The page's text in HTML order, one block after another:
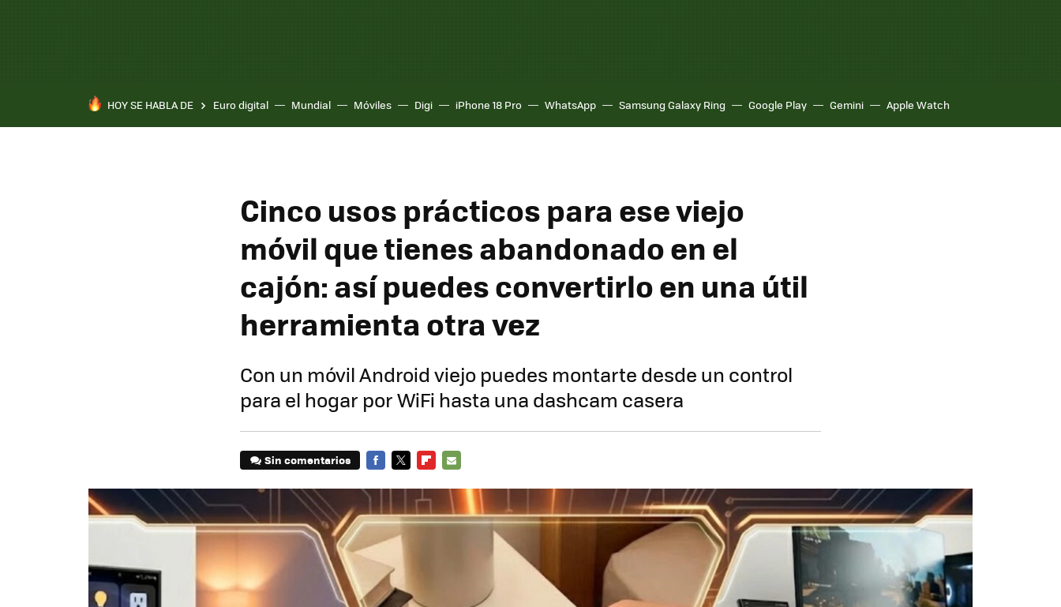
HOY SE HABLA DE Euro digital Mundial Móviles Digi iPhone 18 Pro WhatsApp Samsung Galaxy Ring Google Play Gemini Apple Watch
Cinco usos prácticos para ese viejo
móvil que tienes abandonado en el
cajón: así puedes convertirlo en una útil
herramienta otra vez
Con un móvil Android viejo puedes montarte desde un control
para el hogar por WiFi hasta una dashcam casera
Sin comentarios
MAIL